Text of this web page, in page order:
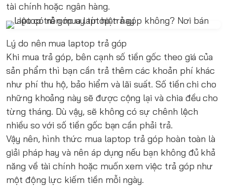
tài chính hoặc ngân hàng.
Lý do nên mua laptop trả góp
Khi mua trả góp, bên cạnh số tiền gốc theo giá của
sản phẩm thì bạn cần trả thêm các khoản phí khác
như phí thu hộ, bảo hiểm và lãi suất. Số tiền chi cho
những khoảng này sẽ được cộng lại và chia đều cho
từng tháng. Dù vậy, sẽ không có sự chênh lệch
nhiều so với số tiền gốc bạn cần phải trả.
Vậy nên, hình thức mua laptop trả góp hoàn toàn là
giải pháp hay và nên áp dụng nếu bạn không đủ khả
năng về tài chính hoặc muốn xem việc trả góp như
một động lực kiếm tiền mỗi ngày.